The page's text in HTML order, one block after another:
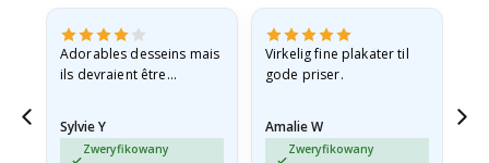
Adorables desseins mais
ils devraient être
enveloppe rigide car ils
sont arrivés roulés et un…
Sylvie Y
Zweryfikowany
Virkelig fine plakater til
gode priser.
Amalie W
Zweryfikowany